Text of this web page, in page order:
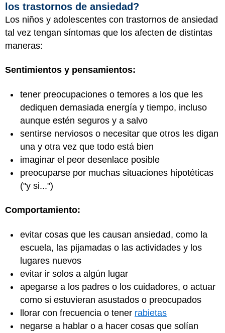
los trastornos de ansiedad?
Los niños y adolescentes con trastornos de ansiedad
tal vez tengan síntomas que los afecten de distintas
maneras:
Sentimientos y pensamientos:
tener preocupaciones o temores a los que les
dediquen demasiada energía y tiempo, incluso
aunque estén seguros y a salvo
sentirse nerviosos o necesitar que otros les digan
una y otra vez que todo está bien
imaginar el peor desenlace posible
preocuparse por muchas situaciones hipotéticas
("y si...")
Comportamiento:
evitar cosas que les causan ansiedad, como la
escuela, las pijamadas o las actividades y los
lugares nuevos
evitar ir solos a algún lugar
apegarse a los padres o los cuidadores, o actuar
como si estuvieran asustados o preocupados
llorar con frecuencia o tener rabietas
negarse a hablar o a hacer cosas que solían